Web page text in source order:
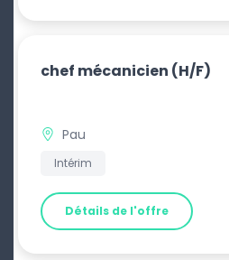
chef mécanicien (H/F)
Pau
Intérim
Détails de l'offre